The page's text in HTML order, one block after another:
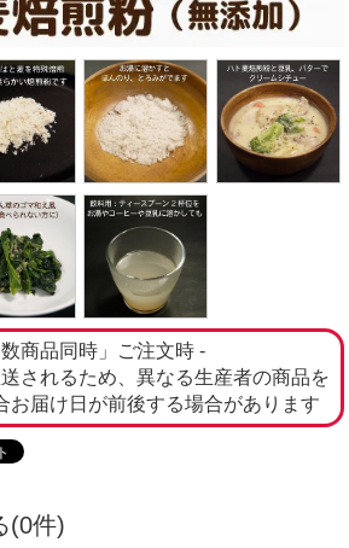
商品同時」ご注文時 -
されるため、異なる生産者の商品を
お届け日が前後する場合があります
(0件)